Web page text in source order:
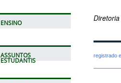
ENSINO
ASSUNTOS
ESTUDANTIS
registrado